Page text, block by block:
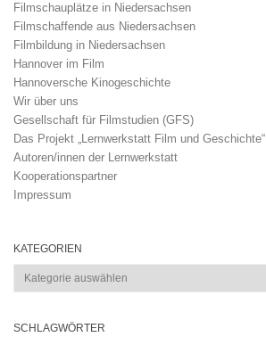
Filmschauplätze in Niedersachsen
Filmschaffende aus Niedersachsen
Filmbildung in Niedersachsen
Hannover im Film
Hannoversche Kinogeschichte
Wir über uns
Gesellschaft für Filmstudien (GFS)
Das Projekt „Lernwerkstatt Film und Geschichte“
Autoren/innen der Lernwerkstatt
Kooperationspartner
Impressum
KATEGORIEN
Kategorien
SCHLAGWÖRTER